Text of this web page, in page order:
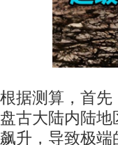
根据测算，首先
盘古大陆内陆
飙升，导致极